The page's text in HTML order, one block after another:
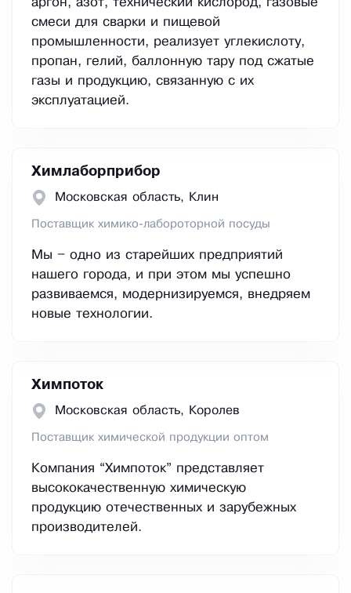
аргон, азот, технический кислород, газовые
смеси для сварки и пищевой
промышленности, реализует углекислоту,
пропан, гелий, баллонную тару под сжатые
газы и продукцию, связанную с их
эксплуатацией.
Химлаборприбор
Московская область, Клин
Поставщик химико-лабороторной посуды
Мы – одно из старейших предприятий
нашего города, и при этом мы успешно
развиваемся, модернизируемся, внедряем
новые технологии.
Химпоток
Московская область, Королев
Поставщик химической продукции оптом
Компания “Химпоток” представляет
высококачественную химическую
продукцию отечественных и зарубежных
производителей.